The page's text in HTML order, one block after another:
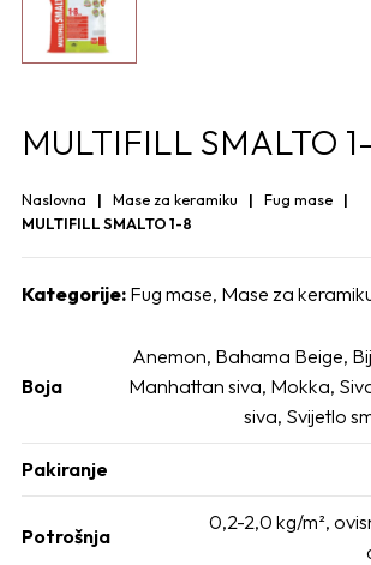
MULTIFILL SMALTO
Naslovna Mase za keramiku
Fug mase
MULTIFILL SMALTO 1-8
Kategorije: Fug mase, Mase za
Boja
Anemon, Bahama Beige,
Manhattan siva, Mokka,
siva, Svijetlo
Pakiranje
Potrošnja
0,2-2,0 kg/m²,